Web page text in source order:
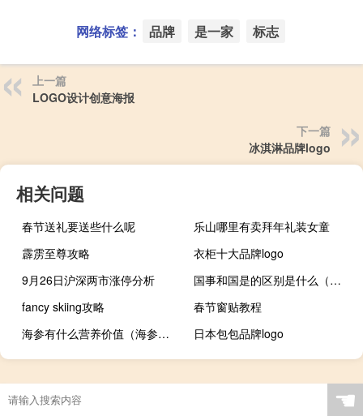
网络标签： 品牌 是一家 标志
上一篇
LOGO设计创意海报
下一篇
冰淇淋品牌logo
相关问题
春节送礼要送些什么呢
乐山哪里有卖拜年礼装女童
霹雳至尊攻略
衣柜十大品牌logo
9月26日沪深两市涨停分析
国事和国是的区别是什么（国是和国事各是什么意思）
fancy skiing攻略
春节窗贴教程
海参有什么营养价值（海参营养价值及功效）
日本包包品牌logo
☚